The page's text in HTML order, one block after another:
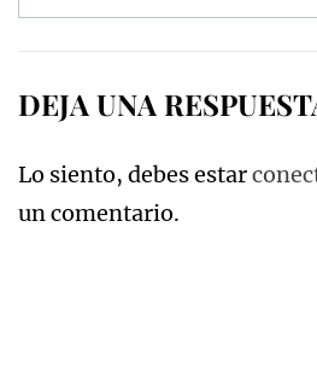
entradas
DEJA UNA
Lo siento, debes estar
un comentario.